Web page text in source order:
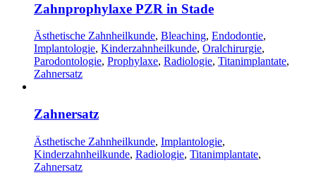
Zahnprophylaxe PZR in Stade
Ästhetische Zahnheilkunde, Bleaching, Endodontie,
Implantologie, Kinderzahnheilkunde, Oralchirurgie,
Parodontologie, Prophylaxe, Radiologie, Titanimplantate,
Zahnersatz
Zahnersatz
Ästhetische Zahnheilkunde, Implantologie,
Kinderzahnheilkunde, Radiologie, Titanimplantate,
Zahnersatz